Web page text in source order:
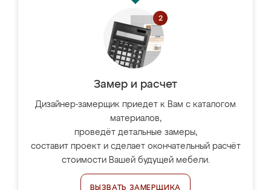
Замер и расчет
Дизайнер-замерщик приедет к Вам с каталогом
материалов,
проведёт детальные замеры,
составит проект и сделает окончательный расчёт
стоимости Вашей будущей мебели.
ВЫЗВАТЬ ЗАМЕРЩИКА